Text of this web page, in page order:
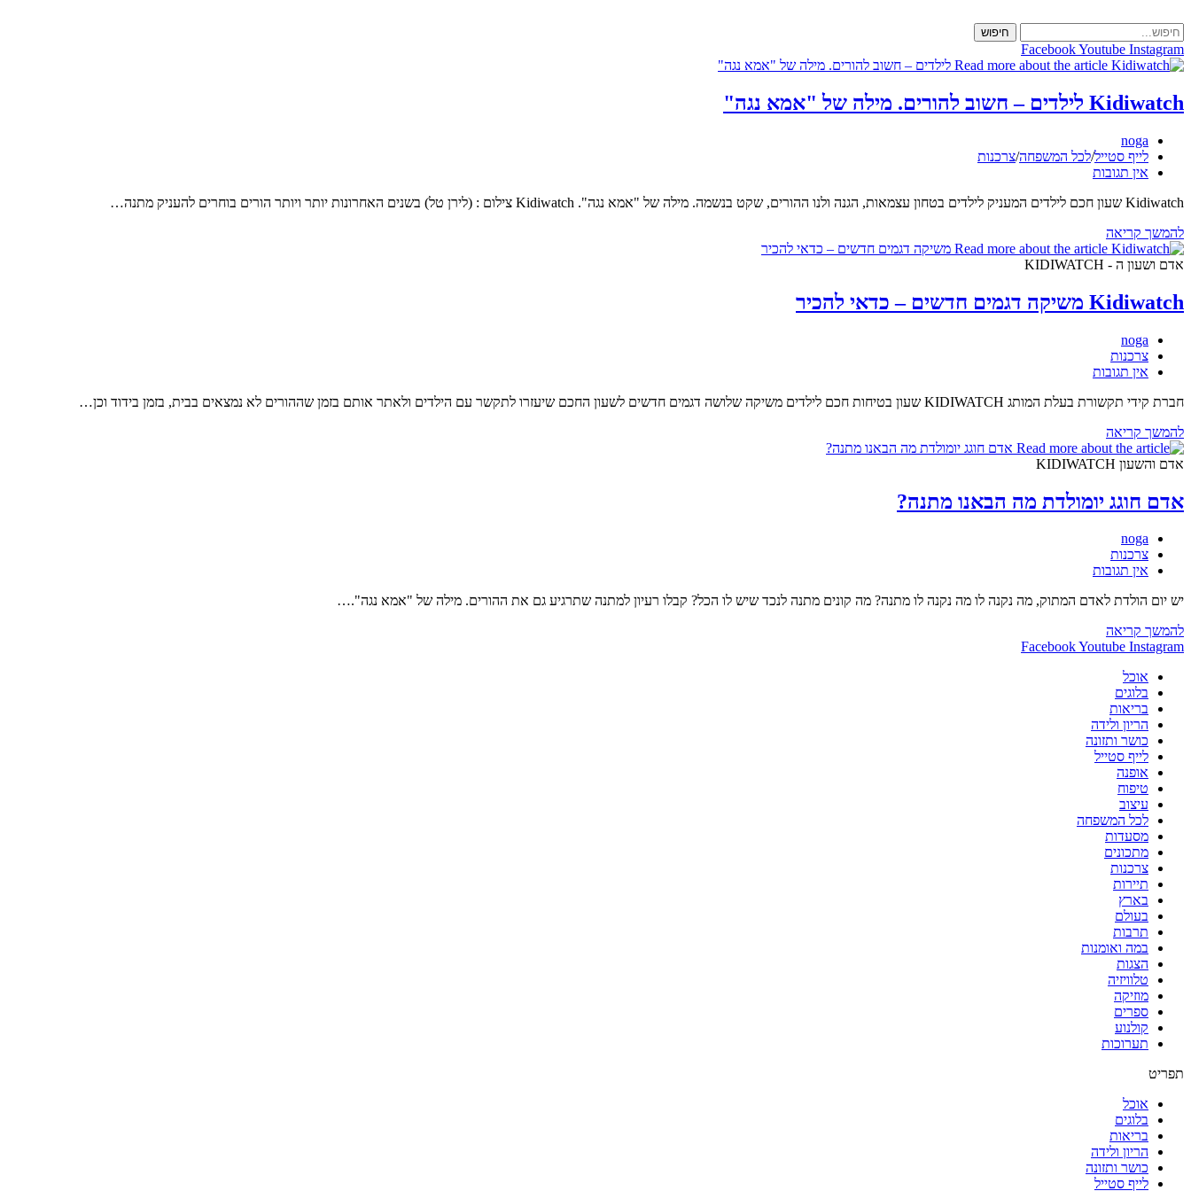
to
content
חיפוש
FacebookYoutube Instagram
Kidiwatch לילדים – חשוב להורים. מילה של "אמא נגה"
מחבר:
noga
קטגוריה:
לייף סטייל/לכל המשפחה/צרכנות
תגובות:
אין תגובות
Kidiwatch שעון חכם לילדים המעניק לילדים בטחון עצמאות, הגנה ולנו ההורים, שקט בנשמה. מילה של "אמא נגה". Kidiwatch צילום : (לירן טל) בשנים האחרונות יותר ויותר הורים בוחרים להעניק מתנה…
להמשך קריאהKidiwatch
לילדים
–
להורים.
מילה
אדם ושעון ה - KIDIWATCH
Kidiwatch משיקה דגמים חדשים – כדאי להכיר
מחבר:
noga
קטגוריה:
צרכנות
תגובות:
אין תגובות
חברת קידי תקשורת בעלת המותג KIDIWATCH שעון בטיחות חכם לילדים משיקה שלושה דגמים חדשים לשעון החכם שיעזרו לתקשר עם הילדים ולאתר אותם בזמן שההורים לא נמצאים בבית, בזמן בידוד וכן…
להמשך קריאהKidiwatch
משיקה
דגמים
–
כדאי
אדם והשעון KIDIWATCH
אדם חוגג יומולדת מה הבאנו מתנה?
מחבר:
noga
קטגוריה:
צרכנות
תגובות:
אין תגובות
יש יום הולדת לאדם המתוק, מה נקנה לו מה נקנה לו מתנה? מה קונים מתנה לנכד שיש לו הכל? קבלו רעיון למתנה שתרגיע גם את ההורים. מילה של "אמא נגה".…
להמשך קריאהאדם
חוגג
FacebookYoutube Instagram
אוכל
בלוגים
בריאות
הריון ולידה
כושר ותזונה
לייף סטייל
אופנה
טיפוח
עיצוב
לכל המשפחה
מסעדות
מתכונים
צרכנות
תיירות
בארץ
בעולם
תרבות
במה ואומנות
הצגות
טלוויזיה
מוזיקה
ספרים
קולנוע
תערוכות
תפריט
אוכל
בלוגים
בריאות
הריון ולידה
כושר ותזונה
לייף סטייל